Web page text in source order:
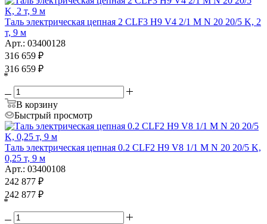
Таль электрическая цепная 2 CLF3 H9 V4 2/1 M N 20 20/5 K, 2
т, 9 м
Арт.: 03400128
316 659 ₽
316 659 ₽
*
В корзину
Быстрый просмотр
Таль электрическая цепная 0.2 CLF2 H9 V8 1/1 M N 20 20/5 K,
0,25 т, 9 м
Арт.: 03400108
242 877 ₽
242 877 ₽
*